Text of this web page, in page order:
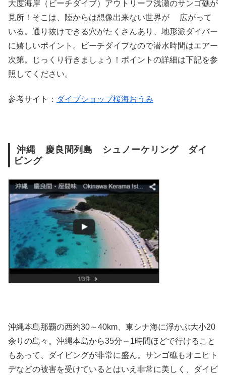
大度海岸（ビーチダイブ）アウトリーフ浅瀬のサンゴ礁が
見所！そこは、陸からは想像出来ない世界が 広がって
いる。通り抜けできる穴がたくさんあり、地形派ダイバー
に嬉しいポイント。ビーチダイブなので潜水時間はエアー
次第。じっくり行きましょう！ポイントの詳細は下記を参
照してください。
参考サイト： ダイブショップ桜海おうみ
沖縄 慶良間列島 シュノーケリング ダイ
ビング
沖縄本島那覇の西約30～40km、東シナ海に浮かぶ大小20
余りの島々。沖縄本島から35分～1時間ほどで行けること
もあって、ダイビングが非常に盛ん。サンゴ礁もオニヒト
デなどの被害を受けているとはいえ非常に美しく、ダイビ